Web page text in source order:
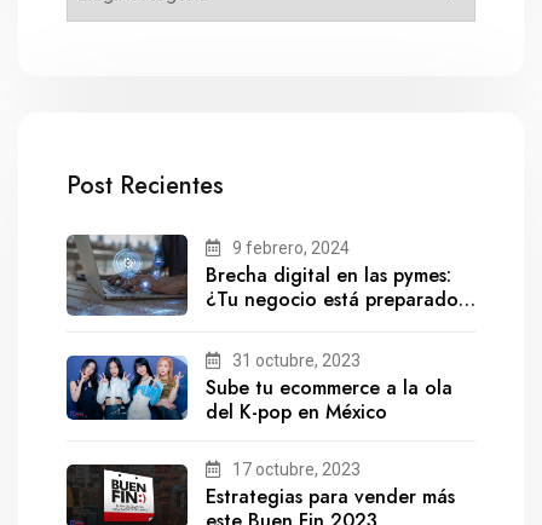
Post Recientes
9 febrero, 2024
Brecha digital en las pymes:
¿Tu negocio está preparado
31 octubre, 2023
Sube tu ecommerce a la ola
del K-pop en México
17 octubre, 2023
Estrategias para vender más